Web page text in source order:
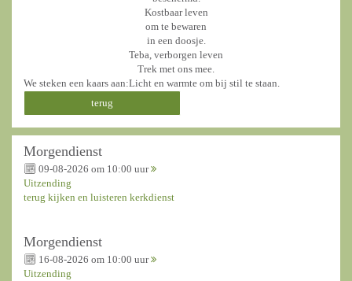
Kostbaar leven
om te bewaren
in een doosje.
Teba, verborgen leven
Trek met ons mee.
We steken een kaars aan:Licht en warmte om bij stil te staan.
terug
Morgendienst
09-08-2026 om 10:00 uur
Uitzending
terug kijken en luisteren kerkdienst
Morgendienst
16-08-2026 om 10:00 uur
Uitzending